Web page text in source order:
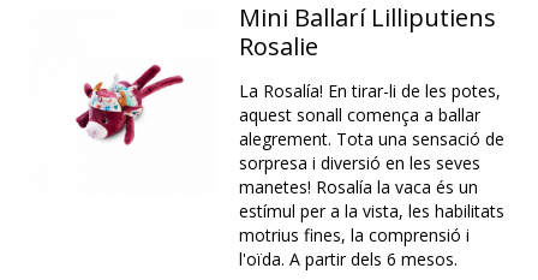
Mini Ballarí Lilliputiens
Rosalie
La Rosalía! En tirar-li de les potes,
aquest sonall comença a ballar
alegrement. Tota una sensació de
sorpresa i diversió en les seves
manetes! Rosalía la vaca és un
estímul per a la vista, les habilitats
motrius fines, la comprensió i
l'oïda. A partir dels 6 mesos.